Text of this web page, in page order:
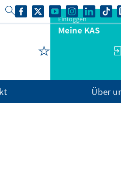
Einloggen
Meine KAS
Über